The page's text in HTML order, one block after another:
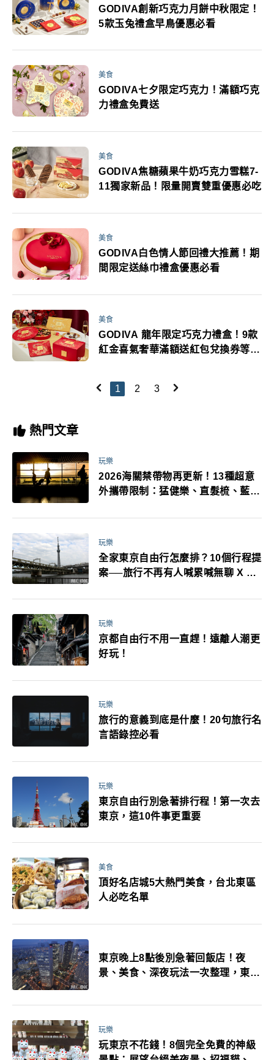
GODIVA創新巧克力月餅中秋限定！
5款玉兔禮盒早鳥優惠必看
美食
GODIVA七夕限定巧克力！滿額巧克
力禮盒免費送
美食
GODIVA焦糖蘋果牛奶巧克力雪糕7-
11獨家新品！限量開賣雙重優惠必吃
美食
GODIVA白色情人節回禮大推薦！期
間限定送絲巾禮盒優惠必看
美食
GODIVA 龍年限定巧克力禮盒！9款
紅金喜氣奢華滿額送紅包兌換券等優
1 2 3
熱門文章
玩樂
2026海關禁帶物再更新！13種超意
外攜帶限制：猛健樂、直髮梳、藍牙
萬！注意事項一次看！
玩樂
全家東京自由行怎麼排？10個行程提
案──旅行不再有人喊累喊無聊 X 爸
玩樂
京都自由行不用一直趕！遠離人潮更
好玩！
玩樂
旅行的意義到底是什麼！20句旅行名
言語錄控必看
玩樂
東京自由行別急著排行程！第一次去
東京，這10件事更重要
美食
頂好名店城5大熱門美食，台北東區
人必吃名單
東京晚上8點後別急著回飯店！夜
景、美食、深夜玩法一次整理，東京
玩樂
玩東京不花錢！8個完全免費的神級